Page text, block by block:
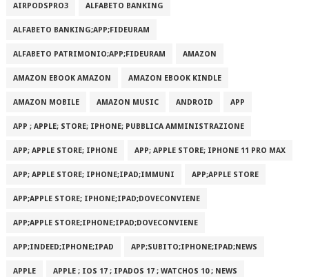
AIRPODSPRO3 ALFABETO BANKING
ALFABETO BANKING;APP;FIDEURAM
ALFABETO PATRIMONI‪O‬;APP;FIDEURAM AMAZON
AMAZON EBOOK AMAZON AMAZON EBOOK KINDLE
AMAZON MOBILE AMAZON MUSIC ANDROID APP
APP ; APPLE; STORE; IPHONE; PUBBLICA AMMINISTRAZIONE
APP; APPLE STORE; IPHONE APP; APPLE STORE; IPHONE 11 PRO MAX
APP; APPLE STORE; IPHONE;IPAD;IMMUNI APP;APPLE STORE
APP;APPLE STORE; IPHONE;IPAD;DOVECONVIENE
APP;APPLE STORE;IPHONE;IPAD;DOVECONVIENE
APP;INDEED;IPHONE;IPAD APP;SUBITO;IPHONE;IPAD;NEWS
APPLE APPLE ; IOS 17 ; IPADOS 17 ; WATCHOS 10 ; NEWS